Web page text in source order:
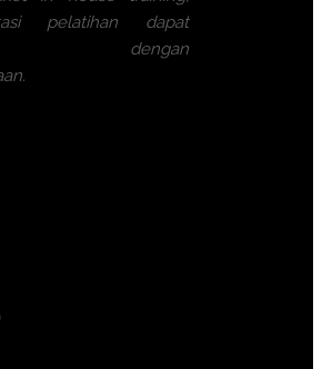
pelatihan dapat
dengan